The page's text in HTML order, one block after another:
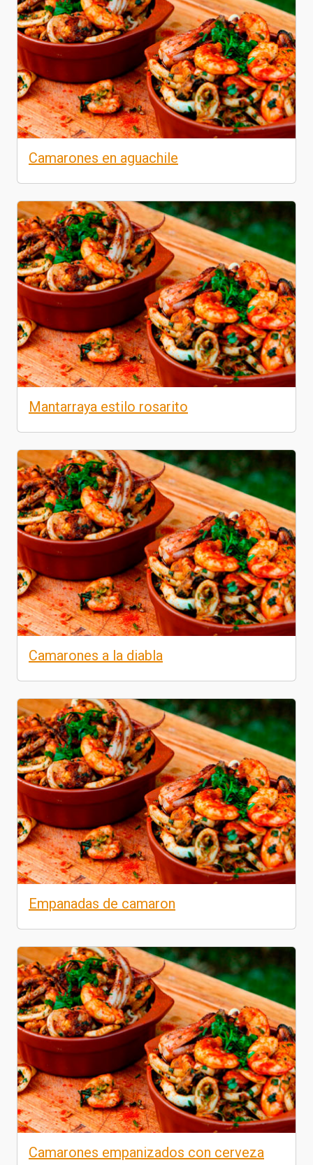
Camarones en aguachile
Mantarraya estilo rosarito
Camarones a la diabla
Empanadas de camaron
Camarones empanizados con cerveza